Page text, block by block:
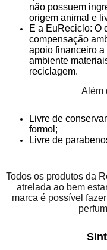
não possuem
origem animal e
E a EuReciclo: O
compensação
apoio financeiro
ambiente
reciclagem.
Além
Livre de
formol;
Livre de
Todos os produtos da
atrelada ao bem
marca é possível